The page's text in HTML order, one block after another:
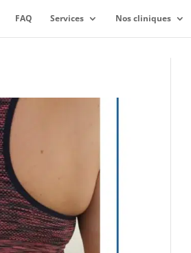
FAQ Services Nos cliniques